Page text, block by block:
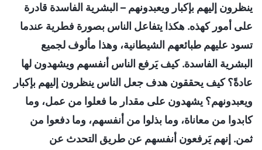
ينظرون إليهم بإكبار ويعبدونهم – البشرية الفاسدة قادرة
على أمور كهذه. هكذا يتفاعل الناس بصورة فطرية عندما
تسود عليهم طبائعهم الشيطانية، وهذا مألوف لجميع
البشرية الفاسدة. كيف يَرفع الناس أنفسهم ويشهدون لها
عادةً؟ كيف يحققون هدف جعل الناس ينظرون إليهم بإكبار
ويعبدونهم؟ يشهدون على مقدار ما فعلوا من عمل، وما
كابدوا من معاناة، وما بذلوا من أنفسهم، وما دفعوا من
ثمن. إنهم يَرفعون أنفسهم عن طريق التحدث عن